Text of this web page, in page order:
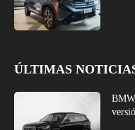
ÚLTIMAS